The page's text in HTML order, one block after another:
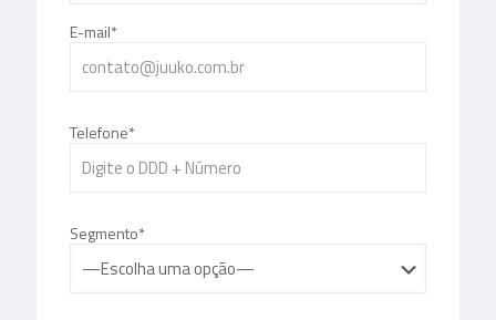
E-mail*
Telefone*
Segmento*